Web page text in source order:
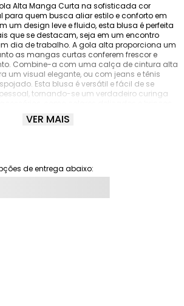
Alta Manga Curta na sofisticada cor
para quem busca aliar estilo e conforto em
um design leve e fluido, esta blusa é perfeita
que se destacam, seja em um encontro
dia de trabalho. A gola alta proporciona um
as mangas curtas conferem frescor e
Combine-a com uma calça de cintura alta
um visual elegante, ou com jeans e tênis
Esta blusa é versátil e fácil de se
tornando-se um verdadeiro curinga
referência em moda feminina, traz nesta peça
VER MAIS
de entrega abaixo: